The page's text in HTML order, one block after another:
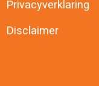
Privacyverklaring
Disclaimer